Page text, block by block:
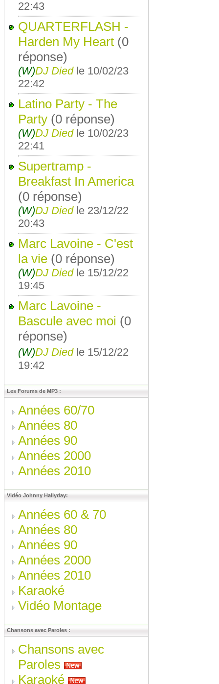
22:43
QUARTERFLASH -
Harden My Heart (0
réponse)
(W)DJ Died le 10/02/23
22:42
Latino Party - The
Party (0 réponse)
(W)DJ Died le 10/02/23
22:41
Supertramp -
Breakfast In America
(0 réponse)
(W)DJ Died le 23/12/22
20:43
Marc Lavoine - C'est
la vie (0 réponse)
(W)DJ Died le 15/12/22
19:45
Marc Lavoine -
Bascule avec moi (0
réponse)
(W)DJ Died le 15/12/22
19:42
Les Forums de MP3 :
Années 60/70
Années 80
Années 90
Années 2000
Années 2010
Vidéo Johnny Hallyday:
Années 60 & 70
Années 80
Années 90
Années 2000
Années 2010
Karaoké
Vidéo Montage
Chansons avec Paroles :
Chansons avec
Paroles
Karaoké